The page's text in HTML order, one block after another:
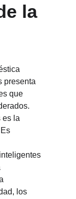
la
presenta
que
es la
los